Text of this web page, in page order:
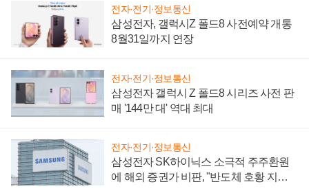
전자·전기·정보통신
삼성전자, 갤럭시Z 폴드8 사전예약 개통
8월31일까지 연장
전자·전기·정보통신
삼성전자 갤럭시 Z 폴드8 시리즈 사전 판
매 '144만 대' 역대 최대
전자·전기·정보통신
삼성전자 SK하이닉스 소극적 주주환원
에 해외 증권가 비판, "반도체 호황 지속